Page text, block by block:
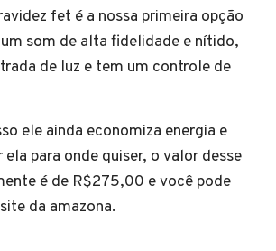
fet é a nossa primeira opção
som de alta fidelidade e nítido,
de luz e tem um controle de
ele ainda economiza energia e
para onde quiser, o valor desse
é de R$275,00 e você pode
da amazona.